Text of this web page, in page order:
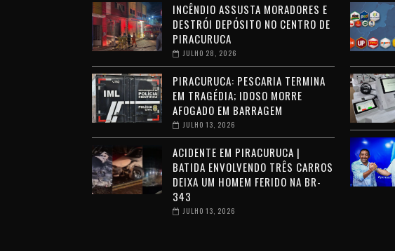
INCÊNDIO ASSUSTA MORADORES E
DESTRÓI DEPÓSITO NO CENTRO DE
PIRACURUCA
JULHO 28, 2026
PIRACURUCA: PESCARIA TERMINA
EM TRAGÉDIA; IDOSO MORRE
AFOGADO EM BARRAGEM
JULHO 13, 2026
ACIDENTE EM PIRACURUCA |
BATIDA ENVOLVENDO TRÊS CARROS
DEIXA UM HOMEM FERIDO NA BR-
343
JULHO 13, 2026